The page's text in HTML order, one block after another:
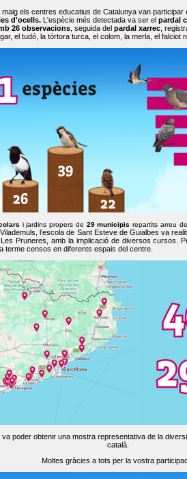
els centres educatius de Catalunya van
d'ocells. L'espècie més detectada va ser el pardal
26 observacions , seguida del pardal xarrec ,
el tudó, la tórtora turca, el colom, la merla, el falciot
i jardins propers de 29 municipis repartits arreu
l’escola de Sant Esteve de Guialbes va
Pruneres, amb la implicació de diversos cursos.
terme censos en diferents espais del centre.
poder obtenir una mostra representativa de la
català.
Moltes gràcies a tots per la vostra